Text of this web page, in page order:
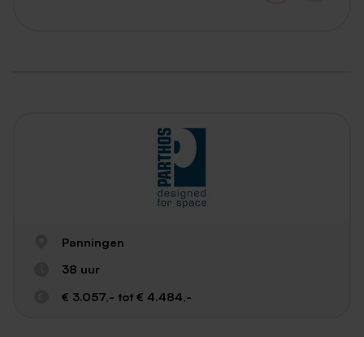
Panningen
38 uur
€ 3.057,- tot € 4.484,-